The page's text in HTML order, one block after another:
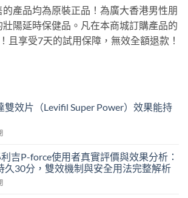
產品均為原裝正品！為廣大香港男性朋
陽延時保健品。凡在本商城訂購產品的
且享受7天的試用保障，無效全額退款！
雙效片（Levifil Super Power）效果能持
吉P-force使用者真實評價與效果分析：
久30分，雙效機制與安全用法完整解析